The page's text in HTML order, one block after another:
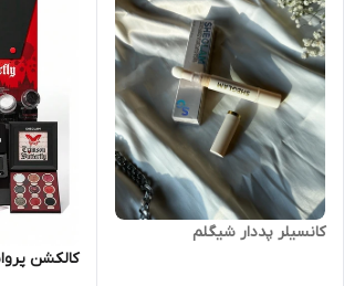
کانسیلر پددار شیگلم
کالکشن